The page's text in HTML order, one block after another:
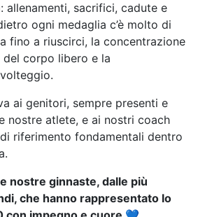
allenamenti, sacrifici, cadute e
ogni medaglia c’è molto di
fino a riuscirci, la concentrazione
del corpo libero e la
ai genitori, sempre presenti e
nostre atlete, e ai nostri coach
riferimento fondamentali dentro
nostre ginnaste, dalle più
che hanno rappresentato lo